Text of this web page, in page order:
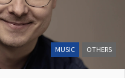
MUSIC OTHERS